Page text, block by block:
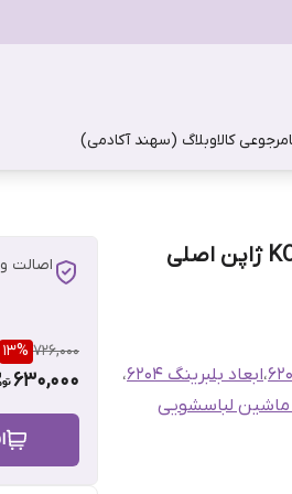
مرجوعی کالاوبلاگ (سهند آکادمی)
،ابعاد بلبرینگ 6204
،
ماشین لباسشویی
اصالت
726,000
13%
630,000